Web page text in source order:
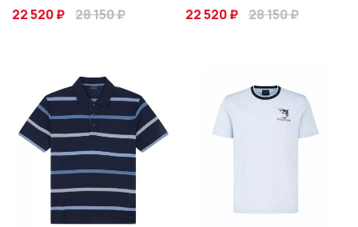
22 520 ₽ 28 150 ₽ 22 520 ₽ 28 150 ₽